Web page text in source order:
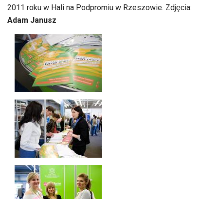
2011 roku w Hali na Podpromiu w Rzeszowie. Zdjęcia:
Adam Janusz